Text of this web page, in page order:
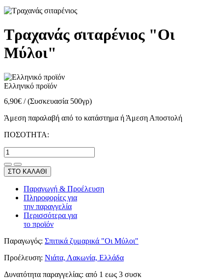
Τραχανάς σιταρένιος "Οι
Μύλοι"
Ελληνικό προϊόν
6,90€ /(Συσκευασία 500γρ)
Άμεση παραλαβή από το κατάστημα ή Άμεση Αποστολή
ΠΟΣΟΤΗΤΑ:
ΣΤΟ ΚΑΛΑΘΙ
Παραγωγή & Προέλευση
Πληροφορίες για
την παραγγελία
Περισσότερα για
το προϊόν
Παραγωγός: Σπιτικά ζυμαρικά "Οι Μύλοι"
Προέλευση: Νιάτα, Λακωνία, Ελλάδα
Δυνατότητα παραγγελίας: από 1 εως 3 συσκ